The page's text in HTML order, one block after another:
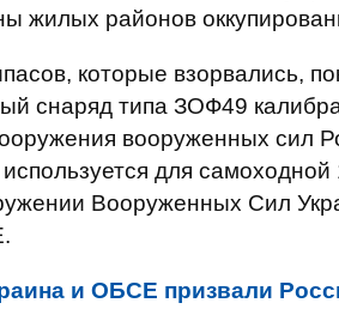
жилых районов
которые взорвались,
снаряд типа ЗОФ49
вооруженных сил
для
Вооруженных Сил
и ОБСЕ призвали